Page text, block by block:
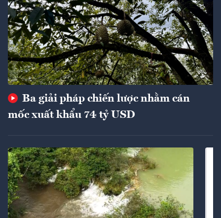
Ba giải pháp chiến lược nhằm cán
mốc xuất khẩu 74 tỷ USD